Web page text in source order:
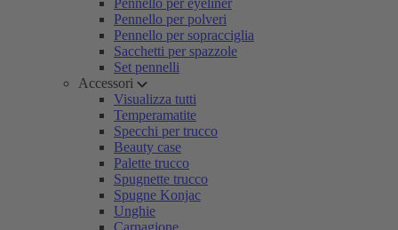
Pennello per eyeliner
Pennello per polveri
Pennello per sopracciglia
Sacchetti per spazzole
Set pennelli
Accessori
Visualizza tutti
Temperamatite
Specchi per trucco
Beauty case
Palette trucco
Spugnette trucco
Spugne Konjac
Unghie
Carnagione